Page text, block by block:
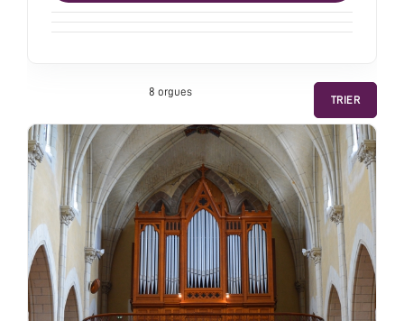
TRIER
8 orgues